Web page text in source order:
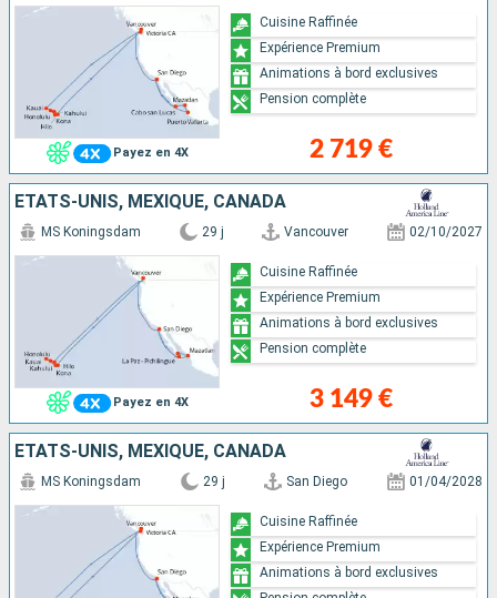
Payez en 4X 2 719 €
Cuisine Raffinée
Expérience Premium
Animations à bord exclusives
Pension complète
ÉTATS-UNIS, MEXIQUE, CANADA
Payez en 4X
MS Koningsdam 29 j Vancouver 02/10/2027
3 149 €
Cuisine Raffinée
Expérience Premium
Animations à bord exclusives
Pension complète
ÉTATS-UNIS, MEXIQUE, CANADA
MS Koningsdam 29 j San Diego 01/04/2028
Cuisine Raffinée
Expérience Premium
Animations à bord exclusives